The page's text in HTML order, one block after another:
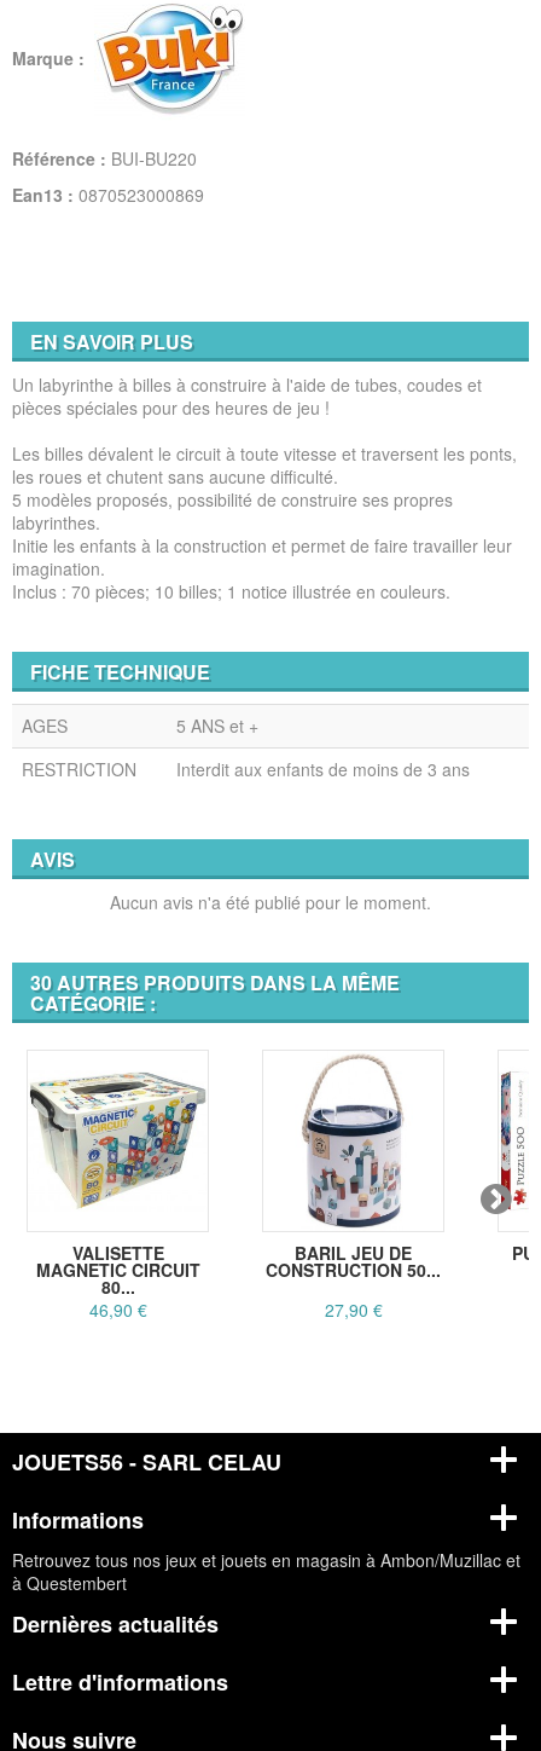
Marque :
Référence : BUI-BU220
Ean13 : 0870523000869
EN SAVOIR PLUS
Un labyrinthe à billes à construire à l'aide de tubes, coudes et
pièces spéciales pour des heures de jeu !
Les billes dévalent le circuit à toute vitesse et traversent les ponts,
les roues et chutent sans aucune difficulté.
5 modèles proposés, possibilité de construire ses propres
labyrinthes.
Initie les enfants à la construction et permet de faire travailler leur
imagination.
Inclus : 70 pièces; 10 billes; 1 notice illustrée en couleurs.
FICHE TECHNIQUE
AGES
5 ANS et +
RESTRICTION
Interdit aux enfants de moins de 3 ans
AVIS
Aucun avis n'a été publié pour le moment.
30 AUTRES PRODUITS DANS LA MÊME
CATÉGORIE :
VALISETTE
MAGNETIC CIRCUIT
80...
46,90 €
BARIL JEU DE
CONSTRUCTION 50...
27,90 €
JOUETS56 - SARL CELAU
Informations
Retrouvez tous nos jeux et jouets en magasin à Ambon/Muzillac et
à Questembert
Dernières actualités
Lettre d'informations
Nous suivre